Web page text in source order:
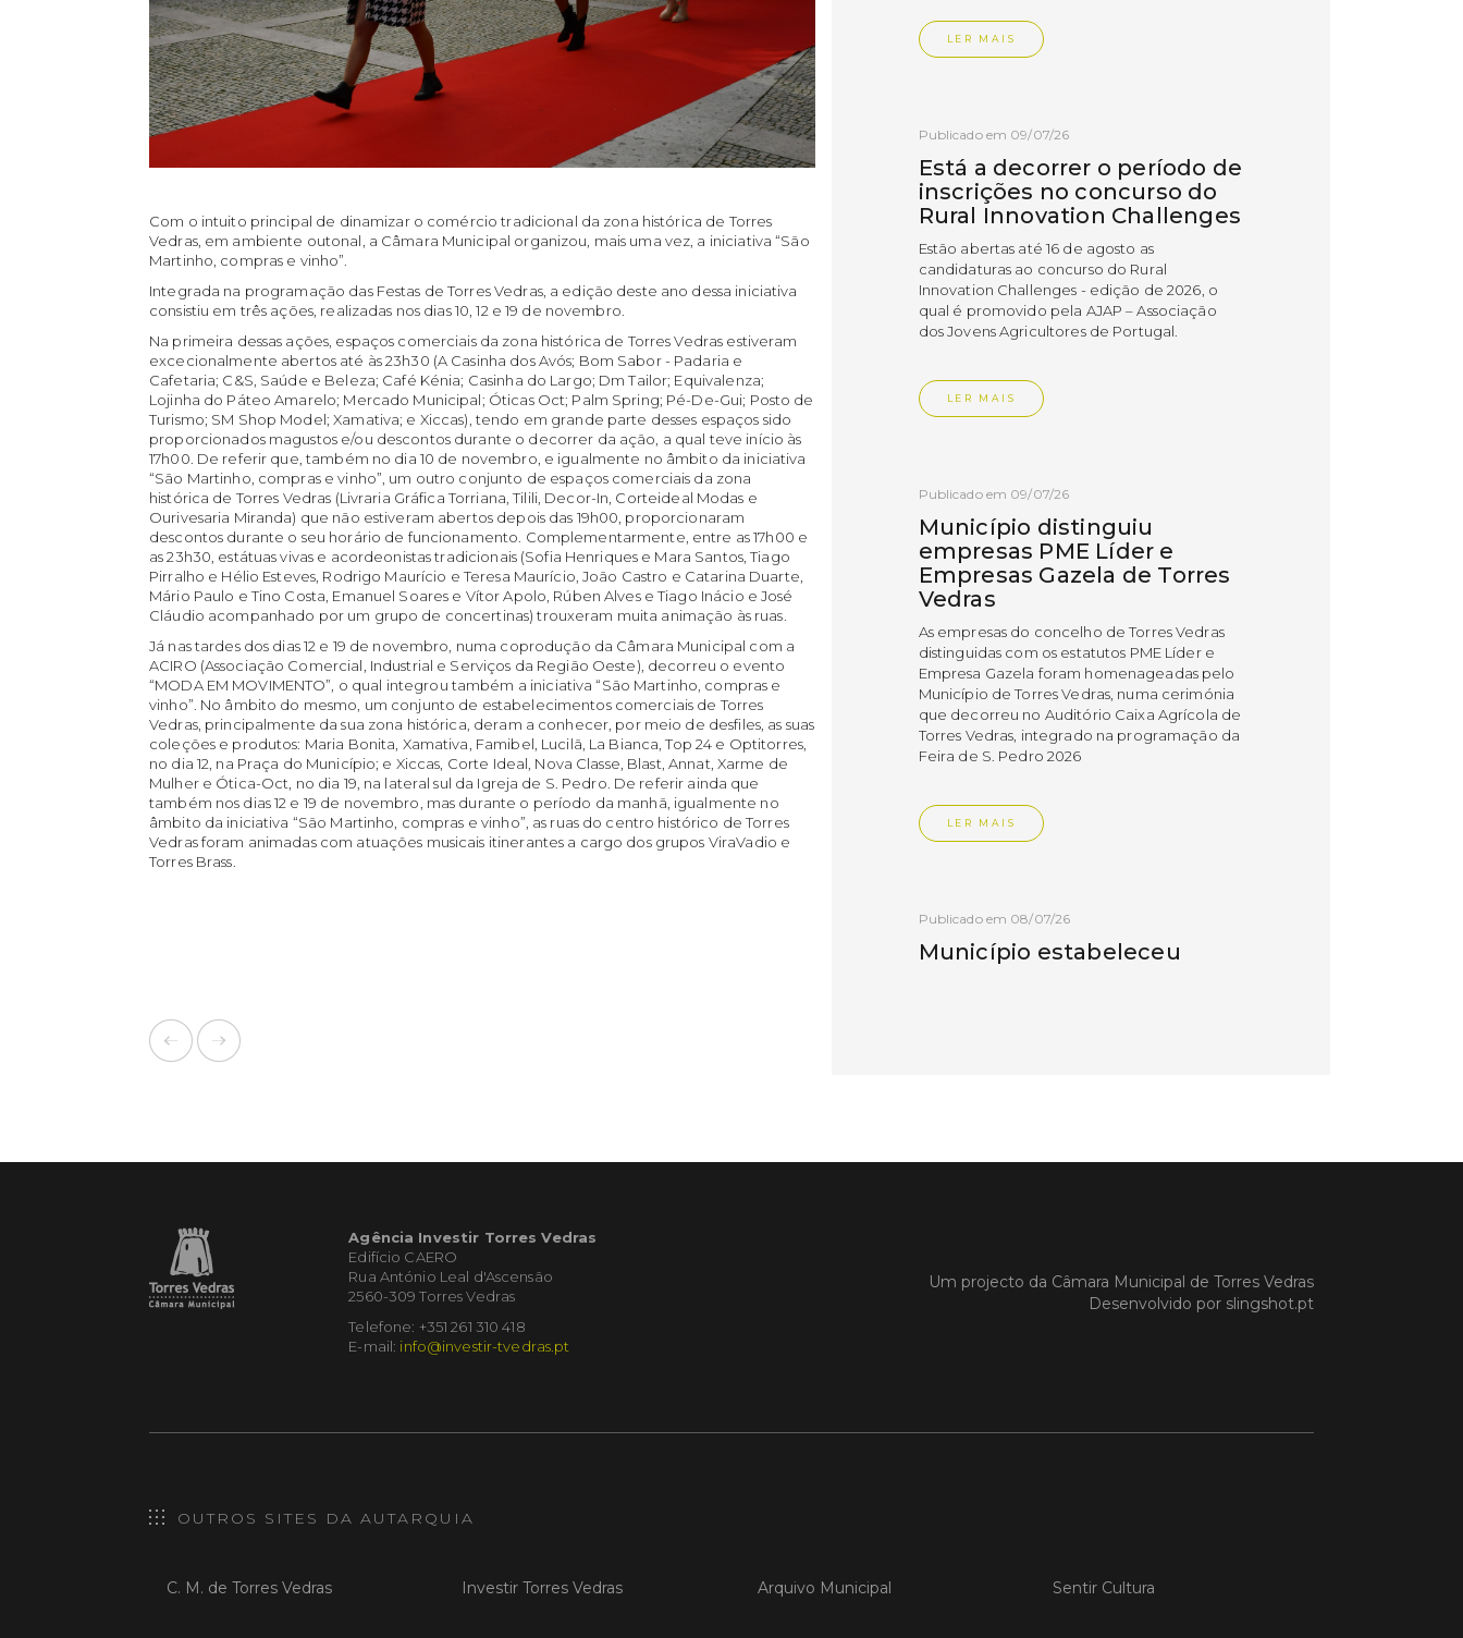
Com o intuito principal de dinamizar o comércio tradicional da zona histórica de Torres
Vedras, em ambiente outonal, a Câmara Municipal organizou, mais uma vez, a iniciativa “São
Martinho, compras e vinho”.
Integrada na programação das Festas de Torres Vedras, a edição deste ano dessa iniciativa
consistiu em três ações, realizadas nos dias 10, 12 e 19 de novembro.
Na primeira dessas ações, espaços comerciais da zona histórica de Torres Vedras estiveram
excecionalmente abertos até às 23h30 (A Casinha dos Avós; Bom Sabor - Padaria e
Cafetaria; C&S, Saúde e Beleza; Café Kénia; Casinha do Largo; Dm Tailor; Equivalenza;
Lojinha do Páteo Amarelo; Mercado Municipal; Óticas Oct; Palm Spring; Pé-De-Gui; Posto de
Turismo; SM Shop Model; Xamativa; e Xiccas), tendo em grande parte desses espaços sido
proporcionados magustos e/ou descontos durante o decorrer da ação, a qual teve início às
17h00. De referir que, também no dia 10 de novembro, e igualmente no âmbito da iniciativa
“São Martinho, compras e vinho”, um outro conjunto de espaços comerciais da zona
histórica de Torres Vedras (Livraria Gráfica Torriana, Tilili, Decor-In, Corteideal Modas e
Ourivesaria Miranda) que não estiveram abertos depois das 19h00, proporcionaram
descontos durante o seu horário de funcionamento. Complementarmente, entre as 17h00 e
as 23h30, estátuas vivas e acordeonistas tradicionais (Sofia Henriques e Mara Santos, Tiago
Pirralho e Hélio Esteves, Rodrigo Maurício e Teresa Maurício, João Castro e Catarina Duarte,
Mário Paulo e Tino Costa, Emanuel Soares e Vítor Apolo, Rúben Alves e Tiago Inácio e José
Cláudio acompanhado por um grupo de concertinas) trouxeram muita animação às ruas.
Já nas tardes dos dias 12 e 19 de novembro, numa coprodução da Câmara Municipal com a
ACIRO (Associação Comercial, Industrial e Serviços da Região Oeste), decorreu o evento
“MODA EM MOVIMENTO”, o qual integrou também a iniciativa “São Martinho, compras e
vinho”. No âmbito do mesmo, um conjunto de estabelecimentos comerciais de Torres
Vedras, principalmente da sua zona histórica, deram a conhecer, por meio de desfiles, as suas
coleções e produtos: Maria Bonita, Xamativa, Famibel, Lucilã, La Bianca, Top 24 e Optitorres,
no dia 12, na Praça do Município; e Xiccas, Corte Ideal, Nova Classe, Blast, Annat, Xarme de
Mulher e Ótica-Oct, no dia 19, na lateral sul da Igreja de S. Pedro. De referir ainda que
também nos dias 12 e 19 de novembro, mas durante o período da manhã, igualmente no
âmbito da iniciativa “São Martinho, compras e vinho”, as ruas do centro histórico de Torres
Vedras foram animadas com atuações musicais itinerantes a cargo dos grupos ViraVadio e
Torres Brass.
LER MAIS
Publicado em 09/07/26
Está a decorrer o período de
inscrições no concurso do
Rural Innovation Challenges
Estão abertas até 16 de agosto as
candidaturas ao concurso do Rural
Innovation Challenges - edição de 2026, o
qual é promovido pela AJAP – Associação
dos Jovens Agricultores de Portugal.
LER MAIS
Publicado em 09/07/26
Município distinguiu
empresas PME Líder e
Empresas Gazela de Torres
Vedras
As empresas do concelho de Torres Vedras
distinguidas com os estatutos PME Líder e
Empresa Gazela foram homenageadas pelo
Município de Torres Vedras, numa cerimónia
que decorreu no Auditório Caixa Agrícola de
Torres Vedras, integrado na programação da
Feira de S. Pedro 2026
LER MAIS
Publicado em 08/07/26
Município estabeleceu
reunindo empreendedores, tecido
Agência Investir Torres Vedras
Edifício CAERO
Rua António Leal d'Ascensão
2560-309 Torres Vedras
Telefone: +351 261 310 418
E-mail: info@investir-tvedras.pt
Um projecto da Câmara Municipal de Torres Vedras
Desenvolvido por slingshot.pt
OUTROS SITES DA AUTARQUIA
C. M. de Torres Vedras Investir Torres Vedras Arquivo Municipal Sentir Cultura